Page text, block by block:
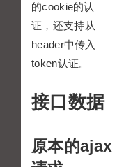
的cookie的认
证，还支持从
header中传入
token认证。
接口数据
原本的ajax